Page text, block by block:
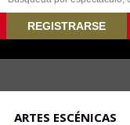
REGISTRARSE
ARTES ESCÉNICAS